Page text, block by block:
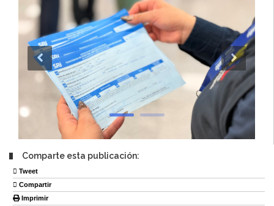
Comparte esta publicación:
Tweet
Compartir
Imprimir